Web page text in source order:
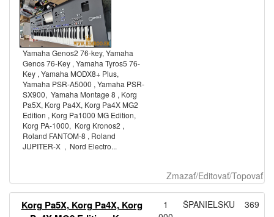
Yamaha Genos2 76-key, Yamaha
Genos 76-Key , Yamaha Tyros5 76-
Key , Yamaha MODX8+ Plus,
Yamaha PSR-A5000 , Yamaha PSR-
SX900, Yamaha Montage 8 , Korg
Pa5X, Korg Pa4X, Korg Pa4X MG2
Edition , Korg Pa1000 MG Edition,
Korg PA-1000, Korg Kronos2 ,
Roland FANTOM-8 , Roland
JUPITER-X , Nord Electro...
Zmazať/Editovať/Topovať
Korg Pa5X, Korg Pa4X, Korg
1
ŠPANIELSKU 369